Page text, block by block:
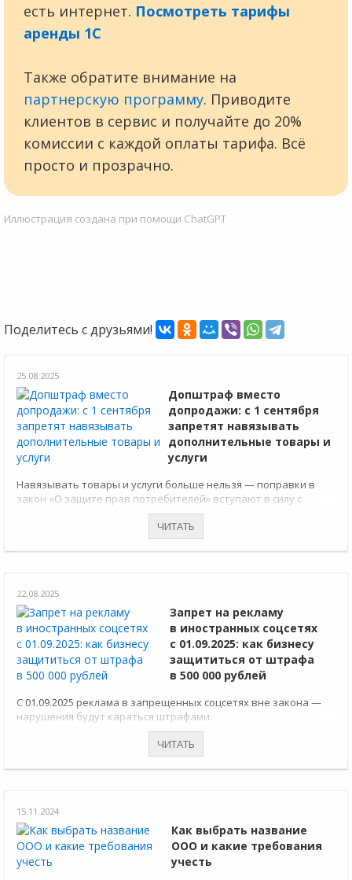
есть интернет. Посмотреть тарифы
аренды 1С
Также обратите внимание на
партнерскую программу. Приводите
клиентов в сервис и получайте до 20%
комиссии с каждой оплаты тарифа. Всё
просто и прозрачно.
Иллюстрация создана при помощи ChatGPT
Поделитесь с друзьями!
25.08.2025
Допштраф вместо
допродажи: с 1 сентября
запретят навязывать
дополнительные товары и
услуги
Навязывать товары и услуги больше нельзя — поправки в
закон «О защите прав потребителей» вступают в силу с
ЧИТАТЬ
22.08.2025
Запрет на рекламу
в иностранных соцсетях
с 01.09.2025: как бизнесу
защититься от штрафа
в 500 000 рублей
С 01.09.2025 реклама в запрещенных соцсетях вне закона —
нарушения будут караться штрафами.
ЧИТАТЬ
15.11.2024
Как выбрать название
ООО и какие требования
учесть